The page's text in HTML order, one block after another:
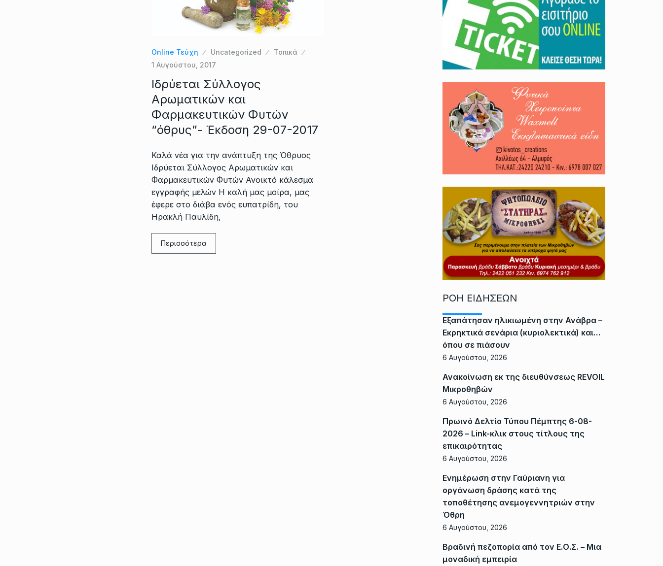
Online Τεύχη Uncategorized
Τοπικά
1 Αυγούστου, 2017
Ιδρύεται Σύλλογος
Αρωματικών και
Φαρμακευτικών Φυτών
“όθρυς”- Έκδοση 29-07-2017
Καλά νέα για την ανάπτυξη της Όθρυος
Ιδρύεται Σύλλογος Αρωματικών και
Φαρμακευτικών Φυτών Ανοικτό κάλεσμα
εγγραφής μελών Η καλή μας μοίρα, μας
έφερε στο διάβα ενός ευπατρίδη, του
Ηρακλή Παυλίδη,
Περισσότερα
ΡΟΗ ΕΙΔΗΣΕΩΝ
Εξαπάτησαν ηλικιωμένη στην Ανάβρα –
Εκρηκτικά σενάρια (κυριολεκτικά) και…
όπου σε πιάσουν
6 Αυγούστου, 2026
Ανακοίνωση εκ της διευθύνσεως REVOIL
Μικροθηβών
6 Αυγούστου, 2026
Πρωινό Δελτίο Τύπου Πέμπτης 6-08-
2026 – Link-κλικ στους τίτλους της
επικαιρότητας
6 Αυγούστου, 2026
Ενημέρωση στην Γαύριανη για
οργάνωση δράσης κατά της
τοποθέτησης ανεμογεννητριών στην
Όθρη
6 Αυγούστου, 2026
Βραδινή πεζοπορία από τον Ε.Ο.Σ. – Μια
μοναδική εμπειρία